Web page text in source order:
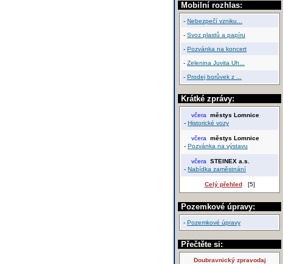
Mobilní rozhlas:
- Nebezpečí vzniku...
- Svoz plastů a papíru
- Pozvánka na koncert
- Zelenina Juvita Uh...
- Prodej borůvek z ...
Krátké zprávy:
včera městys Lomnice
- Historické vozy
včera městys Lomnice
- Pozvánka na výstavu
včera STEINEX a.s.
- Nabídka zaměstnání
Celý přehled[5]
Pozemkové úpravy:
- Pozemkové úpravy
Přečtěte si:
Doubravnický zpravodaj